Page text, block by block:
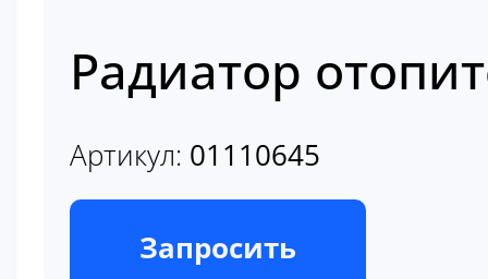
Радиатор
Артикул: 01110645
В наличии
Запросить